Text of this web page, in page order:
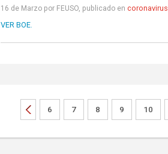
16 de Marzo por FEUSO, publicado encoronavirus
VER BOE.
6 7 8 9 10